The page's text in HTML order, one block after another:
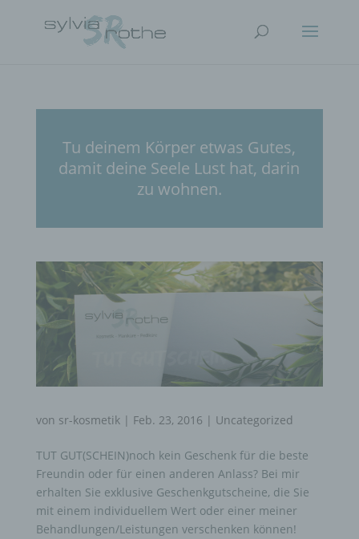
Tu deinem Körper etwas Gutes,
damit deine Seele Lust hat, darin
zu wohnen.
von sr-kosmetik| Feb. 23, 2016 | Uncategorized
TUT GUT(SCHEIN)noch kein Geschenk für die beste
Freundin oder für einen anderen Anlass? Bei mir
erhalten Sie exklusive Geschenkgutscheine, die Sie
mit einem individuellem Wert oder einer meiner
Behandlungen/Leistungen verschenken können!